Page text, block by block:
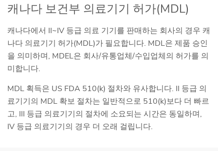
캐나다 보건부 의료기기 허가(MDL)
캐나다에서 II~IV 등급 의료 기기를 판매하는 회사의 경우 캐
나다 의료기기 허가(MDL)가 필요합니다. MDL은 제품 승인
을 의미하며, MDEL은 회사/유통업체/수입업체의 허가를 의
미합니다.
MDL 획득은 US FDA 510(k) 절차와 유사합니다. II 등급 의
료기기의 MDL 확보 절차는 일반적으로 510(k)보다 더 빠르
고, III 등급 의료기기의 절차에 소요되는 시간은 동일하며,
IV 등급 의료기기의 경우 더 오래 걸립니다.